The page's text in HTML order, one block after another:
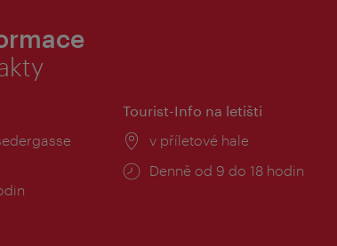
Tourist-Info na letišti
Místo:
v příletové hale
Provozní
Denně od 9 do 18 hodin